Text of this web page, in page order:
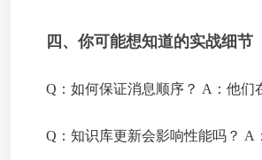
四、你可能想知道的实战细节
Q：如何保证消息顺序？ A：他们
Q：知识库更新会影响性能吗？ A